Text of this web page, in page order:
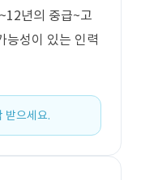
년의 중급~고
능성이 있는 인력
받으세요.